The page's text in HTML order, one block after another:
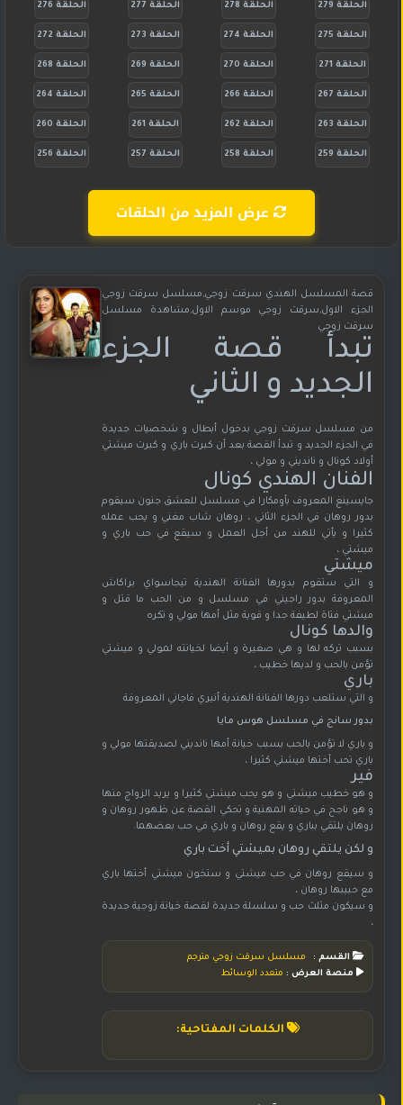
الحلقة 279 الحلقة 278 الحلقة 277 الحلقة 276
الحلقة 275 الحلقة 274 الحلقة 273 الحلقة 272
الحلقة 271 الحلقة 270 الحلقة 269 الحلقة 268
الحلقة 267 الحلقة 266 الحلقة 265 الحلقة 264
الحلقة 263 الحلقة 262 الحلقة 261 الحلقة 260
الحلقة 259 الحلقة 258 الحلقة 257 الحلقة 256
عرض المزيد من الحلقات
قصة المسلسل الهندي سرقت زوجي,مسلسل سرقت زوجي
الجزء الاول,سرقت زوجي موسم الاول,مشاهدة مسلسل
سرقت زوجي
تبدأ قصة الجزء
الجديد و الثاني
من مسلسل سرقت زوجي بدخول أبطال و شخصيات جديدة
في الجزء الجديد و تبدأ القصة بعد أن كبرت باري و كبرت ميشتي
أولاد كونال و نانديني و مولي ،
الفنان الهندي كونال
جايسينغ المعروف بأومكارا في مسلسل للعشق جنون سيقوم
بدور روهان في الجزء الثاني ، روهان شاب مغني و يحب عمله
كثيرا و يأتي للهند من أجل العمل و سيقع في حب باري و
ميشتي ،
ميشتي
و التي ستقوم بدورها الفنانة الهندية تيجاسواي براكاش
المعروفة بدور راجيني في مسلسل و من الحب ما قتل و
ميشتي فتاة لطيفة جدا و قوية مثل أمها مولي و تكره
والدها كونال
بسبب تركه لها و هي صغيرة و أيضا لخيانته لمولي و ميشتي
تؤمن بالحب و لديها خطيب ،
باري
و التي ستلعب دورها الفنانة الهندية أنيري فاجاني المعروفة
بدور سانج في مسلسل هوس مايا
و باري لا تؤمن بالحب بسبب خيانة أمها نانديني لصديقتها مولي و
باري تحب أختها ميشتي كثيرا ،
فير
و هو خطيب ميشتي و هو يحب ميشتي كثيرا و يريد الزواج منها
و هو ناجح في حياته المهنية و تحكي القصة عن ظهور روهان و
روهان يلتقي بباري و يقع روهان و باري في حب بعضهما.
و لكن يلتقي روهان بميشتي أخت باري
و سيقع روهان في حب ميشتي و ستخون ميشتي أختها باري
مع حبيبها روهان ،
و سيكون مثلث حب و سلسلة جديدة لقصة خيانة زوجية جديدة
،
القسم :
مسلسل سرقت زوجي مترجم
منصة العرض : متعدد الوسائط
الكلمات المفتاحية: